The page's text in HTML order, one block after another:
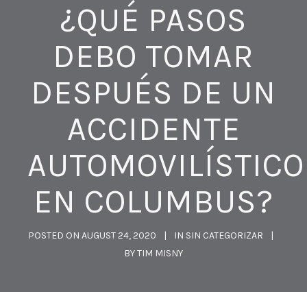
¿QUÉ PASOS
DEBO TOMAR
DESPUÉS DE UN
ACCIDENTE
AUTOMOVILÍSTICO
EN COLUMBUS?
POSTED ON AUGUST 24, 2020 IN SIN CATEGORIZAR
BYTIM MISNY